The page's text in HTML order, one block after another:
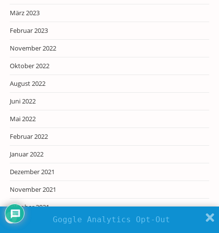
März 2023
Februar 2023
November 2022
Oktober 2022
August 2022
Juni 2022
Mai 2022
Februar 2022
Januar 2022
Dezember 2021
November 2021
Oktober 2021
September 2021
Goggle Analytics Opt-Out